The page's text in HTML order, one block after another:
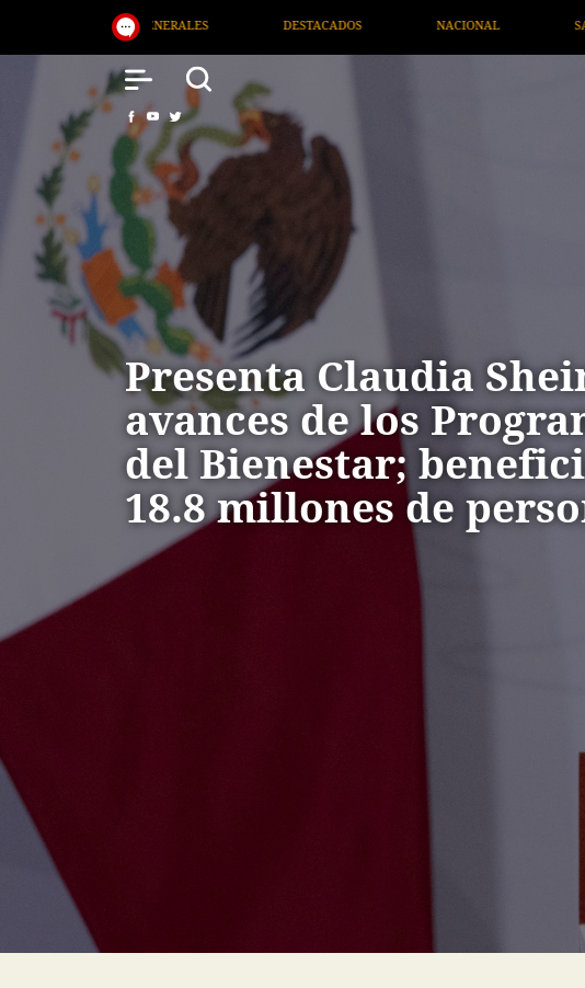
NACIONAL SALUD INTERNACIONAL TV
Presenta Claudia
avances de los
del Bienestar;
18.8 millones de